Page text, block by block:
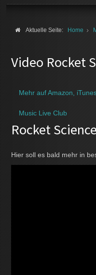
Aktuelle Seite:Home
Video Rocket
Mehr auf Amazon,
Music Live Club
Rocket
Hier soll es bald mehr in